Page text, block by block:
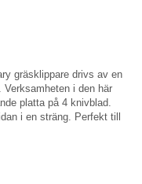
gräsklippare drivs av en
Verksamheten i den här
platta på 4 knivblad.
i en sträng. Perfekt till